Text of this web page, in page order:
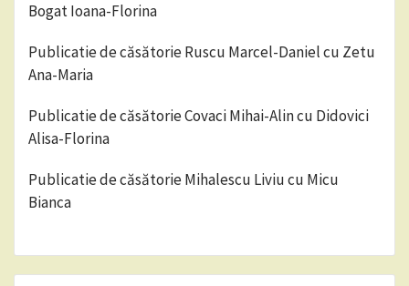
Bogat Ioana-Florina
Publicatie de căsătorie Ruscu Marcel-Daniel cu Zetu
Ana-Maria
Publicatie de căsătorie Covaci Mihai-Alin cu Didovici
Alisa-Florina
Publicatie de căsătorie Mihalescu Liviu cu Micu
Bianca